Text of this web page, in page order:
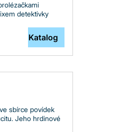
detektivky
Katalog
sbírce povídek
Jeho hrdinové